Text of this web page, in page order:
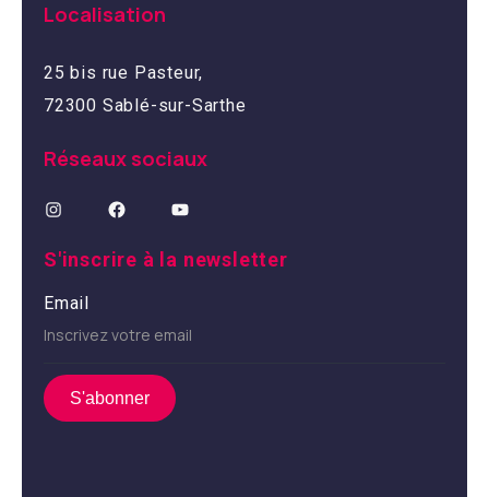
Localisation
25 bis rue Pasteur,
72300 Sablé-sur-Sarthe
Réseaux sociaux
S'inscrire à la newsletter
Email